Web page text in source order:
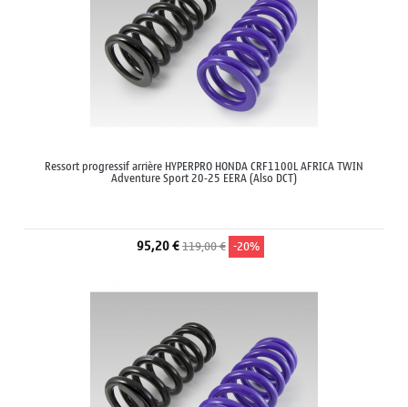
Ressort progressif arrière HYPERPRO HONDA CRF1100L AFRICA TWIN
Adventure Sport 20-25 EERA (Also DCT)
95,20 €119,00 € -20%